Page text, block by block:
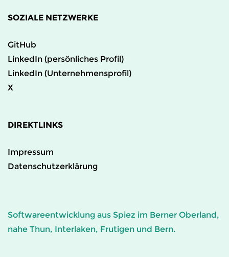
SOZIALE NETZWERKE
GitHub
LinkedIn (persönliches Profil)
LinkedIn (Unternehmensprofil)
X
DIREKTLINKS
Impressum
Datenschutzerklärung
Softwareentwicklung aus Spiez im Berner Oberland,
nahe Thun, Interlaken, Frutigen und Bern.